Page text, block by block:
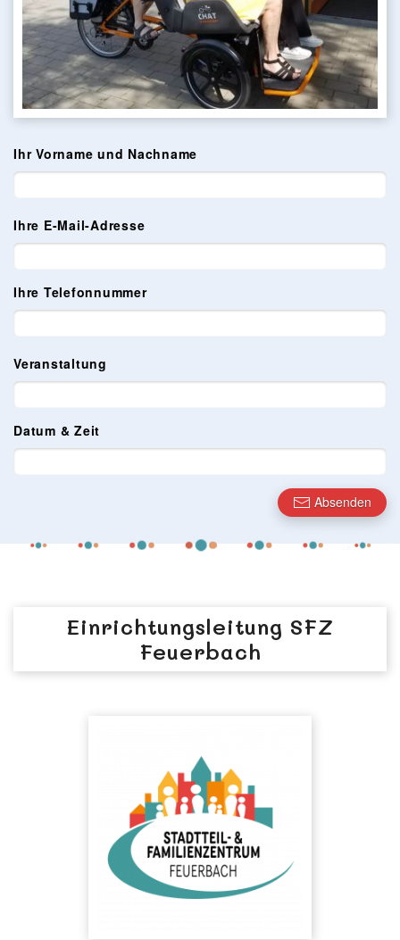
Ihr Vorname und Nachname
Ihre E-Mail-Adresse
Ihre Telefonnummer
Veranstaltung
Datum & Zeit
Absenden
Einrichtungsleitung SFZ
Feuerbach